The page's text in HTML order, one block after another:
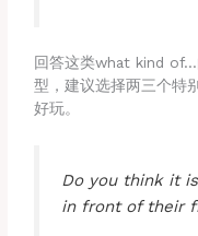
回答这类what kind
型，建议选择两三个特
好玩。
Do you think it
in front of their